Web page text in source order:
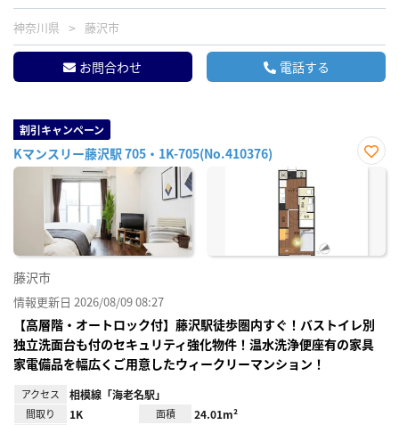
神奈川県 藤沢市
お問合わせ 電話する
割引キャンペーン
Kマンスリー藤沢駅 705・1K-705(No.410376)
お気
藤沢市
情報更新日 2026/08/09 08:27
【高層階・オートロック付】藤沢駅徒歩圏内すぐ！バストイレ別
独立洗面台も付のセキュリティ強化物件！温水洗浄便座有の家具
家電備品を幅広くご用意したウィークリーマンション！
アクセス 相模線「海老名駅」
間取り 1K 面積 24.01m²